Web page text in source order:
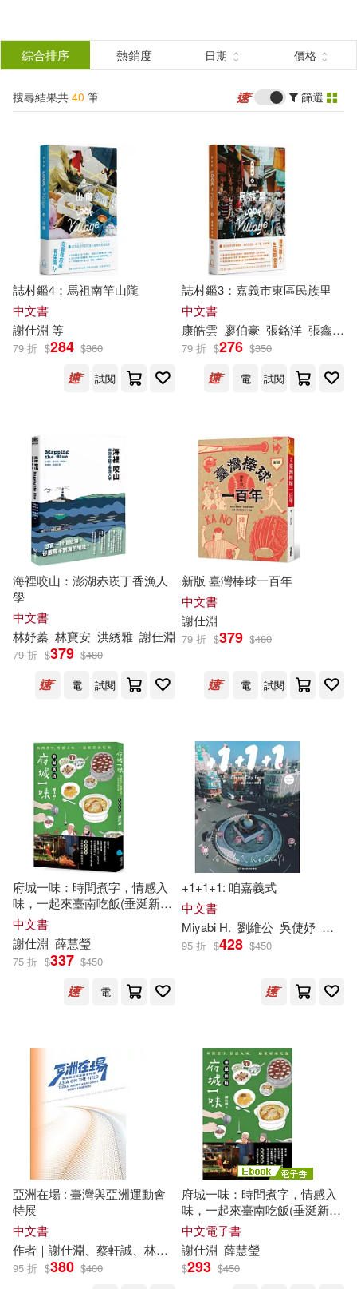
結
分類 (單選)
所有商品(40) 圖書(32)
電子書(8)
作者 (可複選)
謝仕淵(27) 洪綉雅(7)
張銘洋(4) 林欣楷(3)
傅世元(2)
姜宏尚(2)
廖伯豪(2)
李佳芳(2)
李耘(2) 林妤蓁(2)
林寶安(2) 林柏旭(2)
潘麒宇(2)
蔡軒誠(2)
許哲兢(2)
謝仕淵等22人(2) 邱睦容(2)
陳俊文(2) 陳冠樺(2)
陳妤蓁(2) 陳怡秀(2)
陳致豪(2)
馬振翰(2)
Miyabi H.(1)
作者｜謝仕淵、蔡軒誠、林欣楷、
陳妤蓁； 編者｜蔡亞涵(1)
傅朝卿(1) 劉宏文(1)
出版社 (可複選)
國立臺灣歷史博物館(14)
裏路(7)
三民(2) 堡壘文化(2)
如果出版社(2)
國立暨南國際大學(1)
客家委員會客家文化發展中心(1)
果實出版社(1)
連江縣政府文化局(1)
配送方式 (可複選)
可海外宅配(32)
可港澳店取(32)
可新加坡店取(32)
可菲律賓店取(32)
電子書 (可複選)
適合平板閱讀(3)
其他 (可複選)
作者/演唱/譯/編/繪(40)
綜合排序 熱銷度 日期 價格
搜尋結果共 40 筆 篩選
誌村鑑4：馬祖南竿山隴
中文書
謝仕淵 等
79 折 $284 $360
試閱
誌村鑑3：嘉義市東區民族里
中文書
康皓雲 廖伯豪 張銘洋 張鑫莉
79 折 $276 $350
電
試閱
海裡咬山：澎湖赤崁丁香漁人
學
中文書
林妤蓁 林寶安 洪綉雅 謝仕淵
79 折 $379 $480
電
試閱
新版 臺灣棒球一百年
中文書
謝仕淵
79 折 $379 $480
電 試閱
府城一味：時間煮字，情感入
味，一起來臺南吃飯(垂涎新
版)
中文書
謝仕淵 薛慧瑩
75 折 $337 $450
電
+1+1+1: 咱嘉義式
中文書
Miyabi H. 劉維公 吳倢妤 施于婷
95 折 $428 $450
亞洲在場 : 臺灣與亞洲運動會
特展
中文書
作者｜ 謝仕淵 、蔡軒誠、林欣楷、陳妤蓁； 編者｜蔡亞涵
95 折 $380 $400
府城一味：時間煮字，情感入
味，一起來臺南吃飯(垂涎新
版) (電子書)
中文電子書
謝仕淵 薛慧瑩
$293 $450